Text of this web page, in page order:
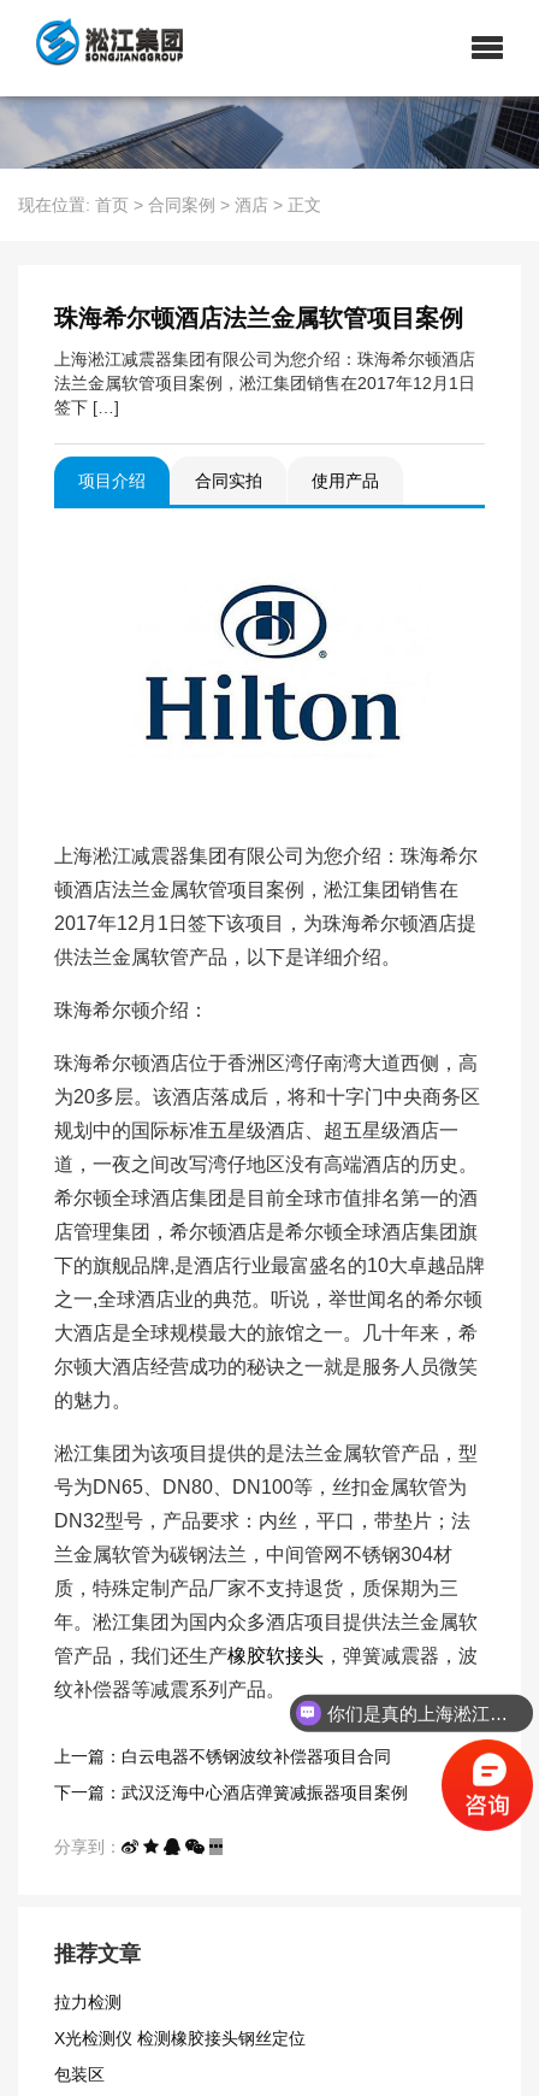
现在位置: 首页 > 合同案例 > 酒店 > 正文
珠海希尔顿酒店法兰金属软管项目案例
上海淞江减震器集团有限公司为您介绍：珠海希尔顿酒店
法兰金属软管项目案例，淞江集团销售在2017年12月1日
签下 […]
项目介绍 合同实拍 使用产品
上海淞江减震器集团有限公司为您介绍：珠海希尔
顿酒店法兰金属软管项目案例，淞江集团销售在
2017年12月1日签下该项目，为珠海希尔顿酒店提
供法兰金属软管产品，以下是详细介绍。
珠海希尔顿介绍：
珠海希尔顿酒店位于香洲区湾仔南湾大道西侧，高
为20多层。该酒店落成后，将和十字门中央商务区
规划中的国际标准五星级酒店、超五星级酒店一
道，一夜之间改写湾仔地区没有高端酒店的历史。
希尔顿全球酒店集团是目前全球市值排名第一的酒
店管理集团，希尔顿酒店是希尔顿全球酒店集团旗
下的旗舰品牌,是酒店行业最富盛名的10大卓越品牌
之一,全球酒店业的典范。听说，举世闻名的希尔顿
大酒店是全球规模最大的旅馆之一。几十年来，希
尔顿大酒店经营成功的秘诀之一就是服务人员微笑
的魅力。
淞江集团为该项目提供的是法兰金属软管产品，型
号为DN65、DN80、DN100等，丝扣金属软管为
DN32型号，产品要求：内丝，平口，带垫片；法
兰金属软管为碳钢法兰，中间管网不锈钢304材
质，特殊定制产品厂家不支持退货，质保期为三
年。淞江集团为国内众多酒店项目提供法兰金属软
管产品，我们还生产橡胶软接头 ，弹簧减震器，波
纹补偿器等减震系列产品。
上一篇：白云电器不锈钢波纹补偿器项目合同
下一篇：武汉泛海中心酒店弹簧减振器项目案例
分享到：
推荐文章
拉力检测
X光检测仪 检测橡胶接头钢丝定位
包装区